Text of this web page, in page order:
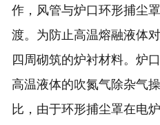
作，风管与炉口环形捕尘
渡。为防止高温熔融液体
四周砌筑的炉衬材料。炉
高温液体的吹氮气除杂气
比，由于环形捕尘罩在电